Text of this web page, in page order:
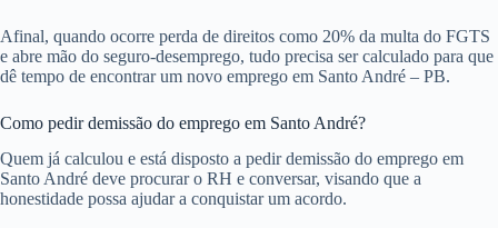
Afinal, quando ocorre perda de direitos como 20% da multa do FGTS
e abre mão do seguro-desemprego, tudo precisa ser calculado para que
dê tempo de encontrar um novo emprego em Santo André – PB.
Como pedir demissão do emprego em Santo André?
Quem já calculou e está disposto a pedir demissão do emprego em
Santo André deve procurar o RH e conversar, visando que a
honestidade possa ajudar a conquistar um acordo.